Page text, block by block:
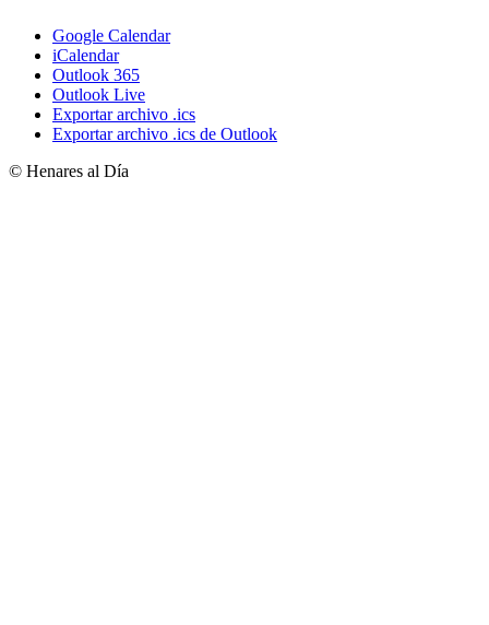
Google Calendar
iCalendar
Outlook 365
Outlook Live
Exportar archivo .ics
Exportar archivo .ics de Outlook
© Henares al Día